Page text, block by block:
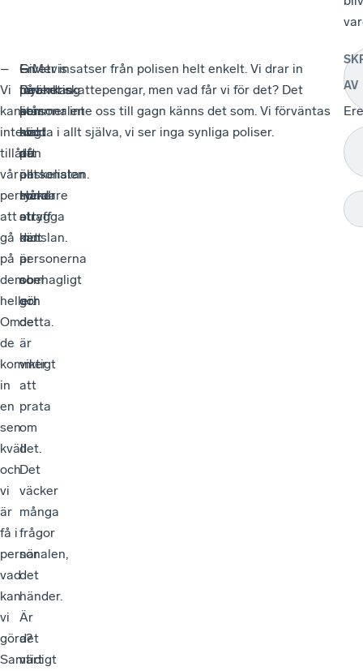
–
Vi
kan
inte
tillåta
vår
personal
att
gå
på
dem
heller.
Om
de
kommer
in
en
sen
kväll
och
vi
är
få i
personalen,
vad
kan
vi
göra?
Samtidigt
Givetvis
påverkas
personalen
av
den
allt
mer
otrygga
känslan.
–
Det
är
klart
att
personalen
tycker
att
det
är
obehagligt
och
det
är
viktigt
att
prata
om
det.
Det
väcker
många
frågor
när
det
händer.
Är
det
värt
En
förändring
står
högt
på
önskelistan.
Hårdare
straff
mot
personerna
som
gör
detta.
– Mer insatser från polisen helt enkelt. Vi drar in
mycket skattepengar, men vad får vi för det? Det
kommer inte oss till gagn känns det som. Vi förväntas
rodda i allt själva, vi ser inga synliga poliser.
AV